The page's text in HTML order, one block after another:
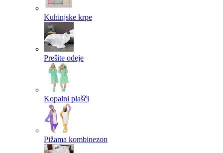
Kuhinjske krpe
Prešite odeje
Kopalni plašči
Pižama kombinezon